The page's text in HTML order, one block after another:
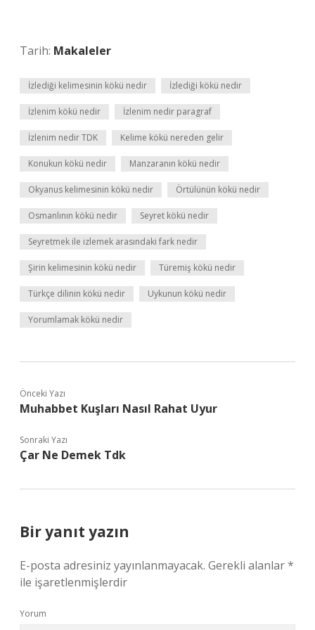
Tarih: Makaleler
İzlediği kelimesinin kökü nedir İzlediği kökü nedir
İzlenim kökü nedir İzlenim nedir paragraf
İzlenim nedir TDK Kelime kökü nereden gelir
Konukun kökü nedir Manzaranın kökü nedir
Okyanus kelimesinin kökü nedir Örtülünün kökü nedir
Osmanlının kökü nedir Seyret kökü nedir
Seyretmek ile izlemek arasındaki fark nedir
Şirin kelimesinin kökü nedir Türemiş kökü nedir
Türkçe dilinin kökü nedir Uykunun kökü nedir
Yorumlamak kökü nedir
Önceki Yazı
Muhabbet Kuşları Nasıl Rahat Uyur
Sonraki Yazı
Çar Ne Demek Tdk
Bir yanıt yazın
E-posta adresiniz yayınlanmayacak. Gerekli alanlar*
ile işaretlenmişlerdir
Yorum